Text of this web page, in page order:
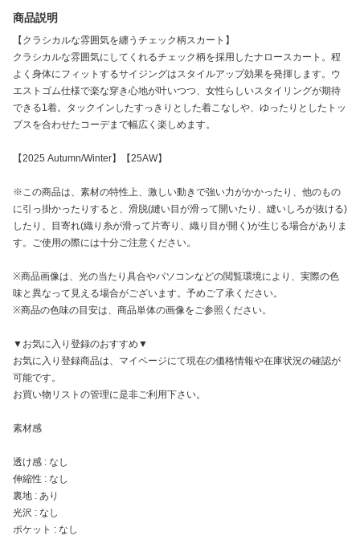
商品説明
【クラシカルな雰囲気を纏うチェック柄スカート】
クラシカルな雰囲気にしてくれるチェック柄を採用したナロースカート。程
よく身体にフィットするサイジングはスタイルアップ効果を発揮します。ウ
エストゴム仕様で楽な穿き心地が叶いつつ、女性らしいスタイリングが期待
できる1着。タックインしたすっきりとした着こなしや、ゆったりとしたトッ
プスを合わせたコーデまで幅広く楽しめます。
【2025 Autumn/Winter】【25AW】
※この商品は、素材の特性上、激しい動きで強い力がかかったり、他のもの
に引っ掛かったりすると、滑脱(縫い目が滑って開いたり、縫いしろが抜ける)
したり、目寄れ(織り糸が滑って片寄り、織り目が開く)が生じる場合がありま
す。ご使用の際には十分ご注意ください。
※商品画像は、光の当たり具合やパソコンなどの閲覧環境により、実際の色
味と異なって見える場合がございます。予めご了承ください。
※商品の色味の目安は、商品単体の画像をご参照ください。
▼お気に入り登録のおすすめ▼
お気に入り登録商品は、マイページにて現在の価格情報や在庫状況の確認が
可能です。
お買い物リストの管理に是非ご利用下さい。
素材感
透け感 : なし
伸縮性 : なし
裏地 : あり
光沢 : なし
ポケット : なし